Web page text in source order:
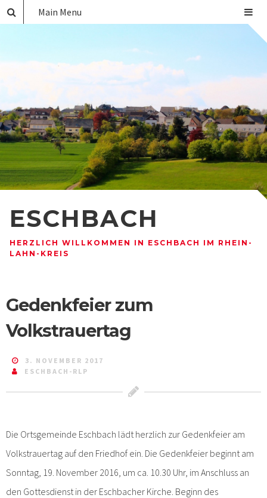
ESCHBACH
HERZLICH WILLKOMMEN IN ESCHBACH IM RHEIN-
LAHN-KREIS
Main Menu
Gedenkfeier zum
Volkstrauertag
3. NOVEMBER 2017
ESCHBACH-RLP
Die Ortsgemeinde Eschbach lädt herzlich zur Gedenkfeier am
Volkstrauertag auf den Friedhof ein. Die Gedenkfeier beginnt am
Sonntag, 19. November 2016, um ca. 10.30 Uhr, im Anschluss an
den Gottesdienst in der Eschbacher Kirche. Beginn des